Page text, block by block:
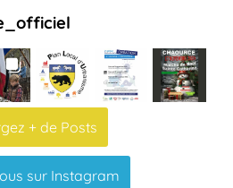
+ de Posts
sur Instagram